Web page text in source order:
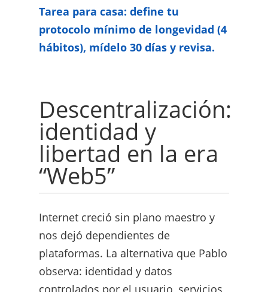
Tarea para casa: define tu
protocolo mínimo de longevidad (4
hábitos), mídelo 30 días y revisa.
Descentralización:
identidad y
libertad en la era
“Web5”
Internet creció sin plano maestro y
nos dejó dependientes de
plataformas. La alternativa que Pablo
observa: identidad y datos
controlados por el usuario, servicios